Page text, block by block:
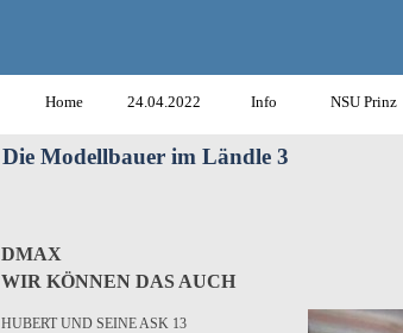
Home 24.04.2022 Info NSU Prinz
Die Modellbauer im Ländle 3
DMAX
WIR KÖNNEN DAS AUCH
HUBERT UND SEINE ASK 13